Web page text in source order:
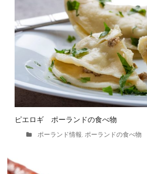
ピエロギ ポーランドの食べ物
ポーランド情報, ポーランドの食べ物